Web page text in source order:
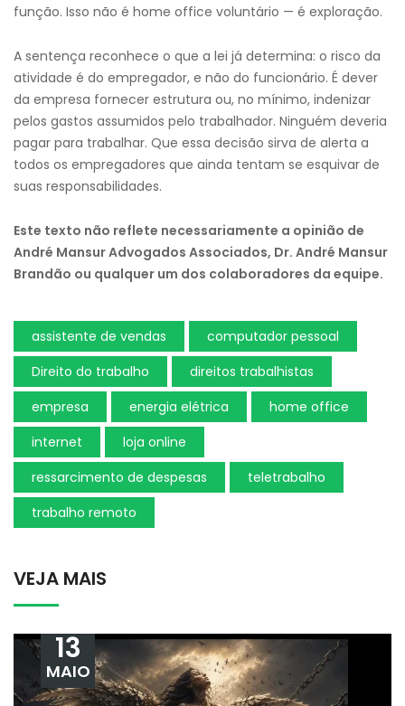
função. Isso não é home office voluntário — é exploração.
A sentença reconhece o que a lei já determina: o risco da
atividade é do empregador, e não do funcionário. É dever
da empresa fornecer estrutura ou, no mínimo, indenizar
pelos gastos assumidos pelo trabalhador. Ninguém deveria
pagar para trabalhar. Que essa decisão sirva de alerta a
todos os empregadores que ainda tentam se esquivar de
suas responsabilidades.
Este texto não reflete necessariamente a opinião de
André Mansur Advogados Associados, Dr. André Mansur
Brandão ou qualquer um dos colaboradores da equipe.
assistente de vendas
computador pessoal
Direito do trabalho
direitos trabalhistas
empresa
energia elétrica
home office
internet
loja online
ressarcimento de despesas
teletrabalho
trabalho remoto
VEJA MAIS
13
MAIO